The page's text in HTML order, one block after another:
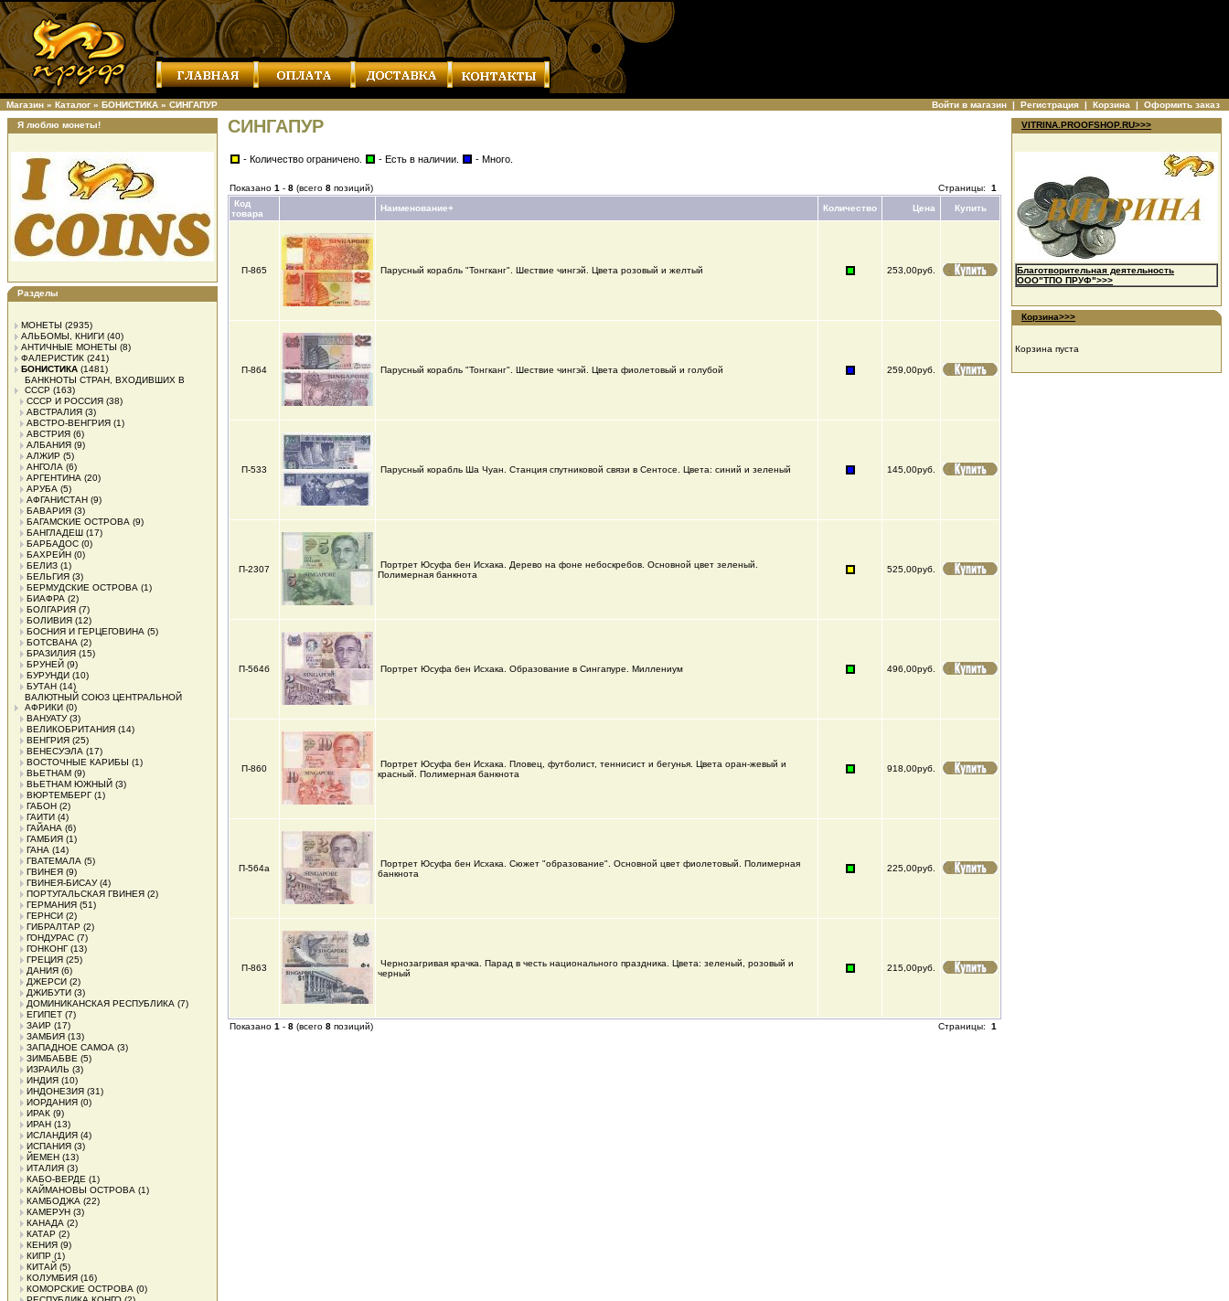
Магазин » Каталог » БОНИСТИКА » СИНГАПУР Войти в магазин | Регистрация | Корзина | Оформить заказ
Я люблю монеты!
Разделы
МОНЕТЫ (2935)
АЛЬБОМЫ, КНИГИ (40)
АНТИЧНЫЕ МОНЕТЫ (8)
ФАЛЕРИСТИК (241)
БОНИСТИКА (1481)
БАНКНОТЫ СТРАН, ВХОДИВШИХ В
СССР (163)
СССР И РОССИЯ (38)
АВСТРАЛИЯ (3)
АВСТРО-ВЕНГРИЯ (1)
АВСТРИЯ (6)
АЛБАНИЯ (9)
АЛЖИР (5)
АНГОЛА (6)
АРГЕНТИНА (20)
АРУБА (5)
АФГАНИСТАН (9)
БАВАРИЯ (3)
БАГАМСКИЕ ОСТРОВА (9)
БАНГЛАДЕШ (17)
БАРБАДОС (0)
БАХРЕЙН (0)
БЕЛИЗ (1)
БЕЛЬГИЯ (3)
БЕРМУДСКИЕ ОСТРОВА (1)
БИАФРА (2)
БОЛГАРИЯ (7)
БОЛИВИЯ (12)
БОСНИЯ И ГЕРЦЕГОВИНА (5)
БОТСВАНА (2)
БРАЗИЛИЯ (15)
БРУНЕЙ (9)
БУРУНДИ (10)
БУТАН (14)
ВАЛЮТНЫЙ СОЮЗ ЦЕНТРАЛЬНОЙ
АФРИКИ (0)
ВАНУАТУ(3)
ВЕЛИКОБРИТАНИЯ (14)
ВЕНГРИЯ (25)
ВЕНЕСУЭЛА (17)
ВОСТОЧНЫЕ КАРИБЫ (1)
ВЬЕТНАМ (9)
ВЬЕТНАМ ЮЖНЫЙ (3)
ВЮРТЕМБЕРГ(1)
ГАБОН (2)
ГАИТИ (4)
ГАЙАНА (6)
ГАМБИЯ (1)
ГАНА (14)
ГВАТЕМАЛА (5)
ГВИНЕЯ (9)
ГВИНЕЯ-БИСАУ(4)
ПОРТУГАЛЬСКАЯ ГВИНЕЯ (2)
ГЕРМАНИЯ (51)
ГЕРНСИ (2)
ГИБРАЛТАР (2)
ГОНДУРАС (7)
ГОНКОНГ(13)
ГРЕЦИЯ (25)
ДАНИЯ (6)
ДЖЕРСИ (2)
ДЖИБУТИ (3)
ДОМИНИКАНСКАЯ РЕСПУБЛИКА (7)
ЕГИПЕТ (7)
ЗАИР (17)
ЗАМБИЯ (13)
ЗАПАДНОЕ САМОА (3)
ЗИМБАБВЕ (5)
ИЗРАИЛЬ (3)
ИНДИЯ (10)
ИНДОНЕЗИЯ (31)
ИОРДАНИЯ (0)
ИРАК (9)
ИРАН (13)
ИСЛАНДИЯ (4)
ИСПАНИЯ (3)
ЙЕМЕН (13)
ИТАЛИЯ (3)
КАБО-ВЕРДЕ (1)
КАЙМАНОВЫ ОСТРОВА (1)
КАМБОДЖА (22)
КАМЕРУН (3)
КАНАДА (2)
КАТАР (2)
КЕНИЯ (9)
КИПР (1)
КИТАЙ (5)
КОЛУМБИЯ (16)
КОМОРСКИЕ ОСТРОВА (0)
СИНГАПУР
- Количество ограничено. - Есть в наличии. - Много.
Показано 1 - 8 (всего 8 позиций) Страницы: 1
Код
товара
Наименование+ Количество Цена Купить
П-865 Парусный корабль "Тонгканг". Шествие чингэй. Цвета розовый и желтый 253,00руб.
П-864 Парусный корабль "Тонгканг". Шествие чингэй. Цвета фиолетовый и голубой 259,00руб.
П-533 Парусный корабль Ша Чуан. Станция спутниковой связи в Сентосе. Цвета: синий и зеленый 145,00руб.
П-2307
Портрет Юсуфа бен Исхака. Дерево на фоне небоскребов. Основной цвет зеленый.
Полимерная банкнота
525,00руб.
П-564б Портрет Юсуфа бен Исхака. Образование в Сингапуре. Миллениум 496,00руб.
П-860
Портрет Юсуфа бен Исхака. Пловец, футболист, теннисист и бегунья. Цвета оран-жевый и
красный. Полимерная банкнота
918,00руб.
П-564а
Портрет Юсуфа бен Исхака. Сюжет "образование". Основной цвет фиолетовый. Полимерная
банкнота
225,00руб.
П-863
Чернозагривая крачка. Парад в честь национального праздника. Цвета: зеленый, розовый и
черный
215,00руб.
Показано 1 - 8 (всего 8 позиций) Страницы: 1
VITRINA.PROOFSHOP.RU>>>
Благотворительная деятельность
ООО"ТПО ПРУФ">>>
Корзина>>>
Корзина пуста